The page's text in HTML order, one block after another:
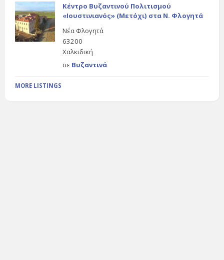
Κέντρο Βυζαντινού Πολιτισμού
«Ιουστινιανός» (Μετόχι) στα Ν. Φλογητά
Νέα Φλογητά
63200
Χαλκιδική
σε Βυζαντινά
MORE LISTINGS